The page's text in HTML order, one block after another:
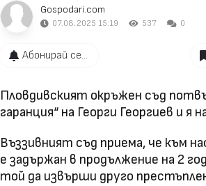
Gospodari.com
07.08.2025 15:19 537 0
Абонирай се...
Пловдивският окръжен съд
гаранция“ на Георги Георгиев и
Въззивният съд приема, че към
е задържан в продължение на 2
той да извърши друго